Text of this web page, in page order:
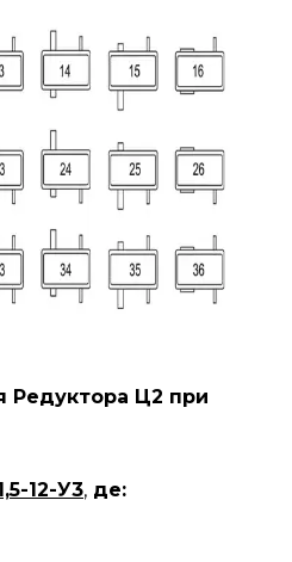
Редуктора Ц2 при
12-У3, де: